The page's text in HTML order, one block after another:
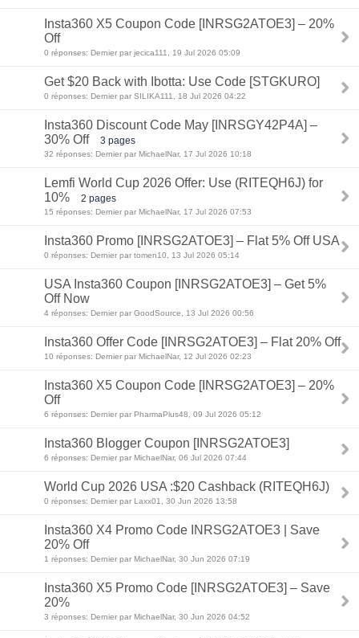
Insta360 X5 Coupon Code [INRSG2ATOE3] – 20%
Off
0 réponses: Dernier par jecica111, 19 Jul 2026 05:09
Get $20 Back with Ibotta: Use Code [STGKURO]
0 réponses: Dernier par SILIKA111, 18 Jul 2026 04:22
Insta360 Discount Code May [INRSGY42P4A] –
30% Off
3 pages
32 réponses: Dernier par MichaelNar, 17 Jul 2026 10:18
Lemfi World Cup 2026 Offer: Use (RITEQH6J) for
10%
2 pages
15 réponses: Dernier par MichaelNar, 17 Jul 2026 07:53
Insta360 Promo [INRSG2ATOE3] – Flat 5% Off USA
0 réponses: Dernier par tomen10, 13 Jul 2026 05:14
USA Insta360 Coupon [INRSG2ATOE3] – Get 5%
Off Now
4 réponses: Dernier par GoodSource, 13 Jul 2026 00:56
Insta360 Offer Code [INRSG2ATOE3] – Flat 20% Off
10 réponses: Dernier par MichaelNar, 12 Jul 2026 02:23
Insta360 X5 Coupon Code [INRSG2ATOE3] – 20%
Off
6 réponses: Dernier par PharmaPlus48, 09 Jul 2026 05:12
Insta360 Blogger Coupon [INRSG2ATOE3]
6 réponses: Dernier par MichaelNar, 06 Jul 2026 07:44
World Cup 2026 USA :$20 Cashback (RITEQH6J)
0 réponses: Dernier par Laxx01, 30 Jun 2026 13:58
Insta360 X4 Promo Code INRSG2ATOE3 | Save
20% Off
1 réponses: Dernier par MichaelNar, 30 Jun 2026 07:19
Insta360 X5 Promo Code [INRSG2ATOE3] – Save
20%
3 réponses: Dernier par MichaelNar, 30 Jun 2026 04:52